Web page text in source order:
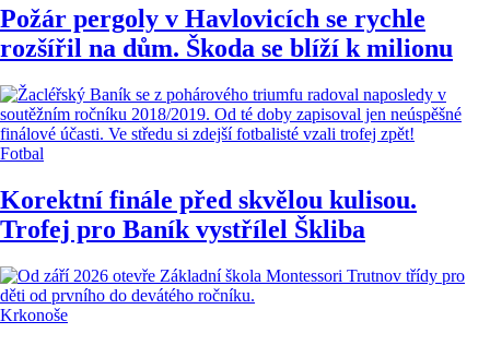
Požár pergoly v Havlovicích se rychle
rozšířil na dům. Škoda se blíží k milionu
Fotbal
Korektní finále před skvělou kulisou.
Trofej pro Baník vystřílel Škliba
Krkonoše